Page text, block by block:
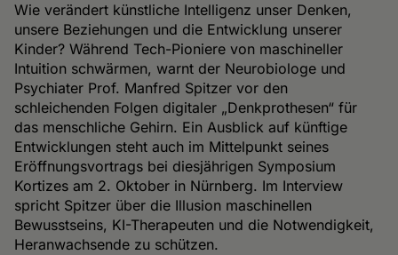
Wie verändert künstliche Intelligenz unser Denken,
unsere Beziehungen und die Entwicklung unserer
Kinder? Während Tech-Pioniere von maschineller
Intuition schwärmen, warnt der Neurobiologe und
Psychiater Prof. Manfred Spitzer vor den
schleichenden Folgen digitaler „Denkprothesen“ für
das menschliche Gehirn. Ein Ausblick auf künftige
Entwicklungen steht auch im Mittelpunkt seines
Eröffnungsvortrags bei diesjährigen Symposium
Kortizes am 2. Oktober in Nürnberg. Im Interview
spricht Spitzer über die Illusion maschinellen
Bewusstseins, KI-Therapeuten und die Notwendigkeit,
Heranwachsende zu schützen.